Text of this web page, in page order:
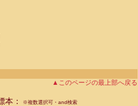
▲このページの最上部へ戻る
本： ※複数選択可・and検索